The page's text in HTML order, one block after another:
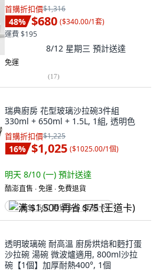
首購折扣價$1,316
48% $680 ($340.00/1套)
運費 $195
8/12 星期三 預計送達
免運
(17)
瑞典廚房 花型玻璃沙拉碗3件組
330ml + 650ml + 1.5L, 1組, 透明色
首購折扣價$1,225
16% $1,025 ($1025.00/1個)
明天 8/10 (一) 預計送達
酷澎直售 ∙ 免運 ∙ 免費退貨
满 $1,500 再省 $75 (王道卡)
透明玻璃碗 耐高溫 廚房烘焙和麪打蛋
沙拉碗 湯碗 微波爐適用, 800ml沙拉
碗【1個】加厚耐熱400°, 1個